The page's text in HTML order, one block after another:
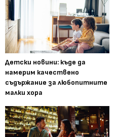
Детски новини: къде да
намерим качествено
съдържание за любопитните
малки хора